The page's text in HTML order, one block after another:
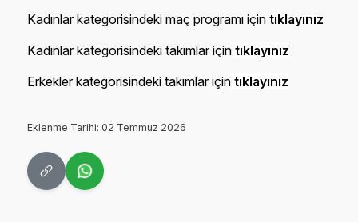
Kadınlar kategorisindeki maç programı için tıklayınız
Kadınlar kategorisindeki takımlar için tıklayınız
Erkekler kategorisindeki takımlar için tıklayınız
Eklenme Tarihi: 02 Temmuz 2026